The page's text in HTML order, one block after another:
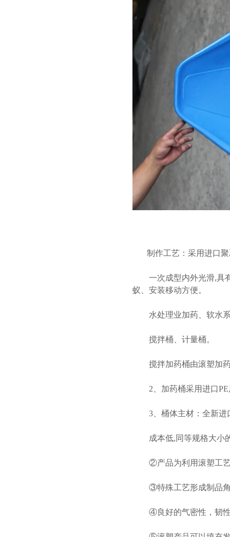
制作工艺：采用进口聚
一次成型内外光滑,具有
蚁、安装移动方便。
水处理业加药、软水系
搅拌桶、计量桶。
搅拌加药桶由滚塑加药
2、加药桶采用进口PE
3、桶体主材：全新进
成本低,同等规格大小的
②产品为利用滚塑工艺
③特殊工艺形成制品角
④良好的气密性，韧性